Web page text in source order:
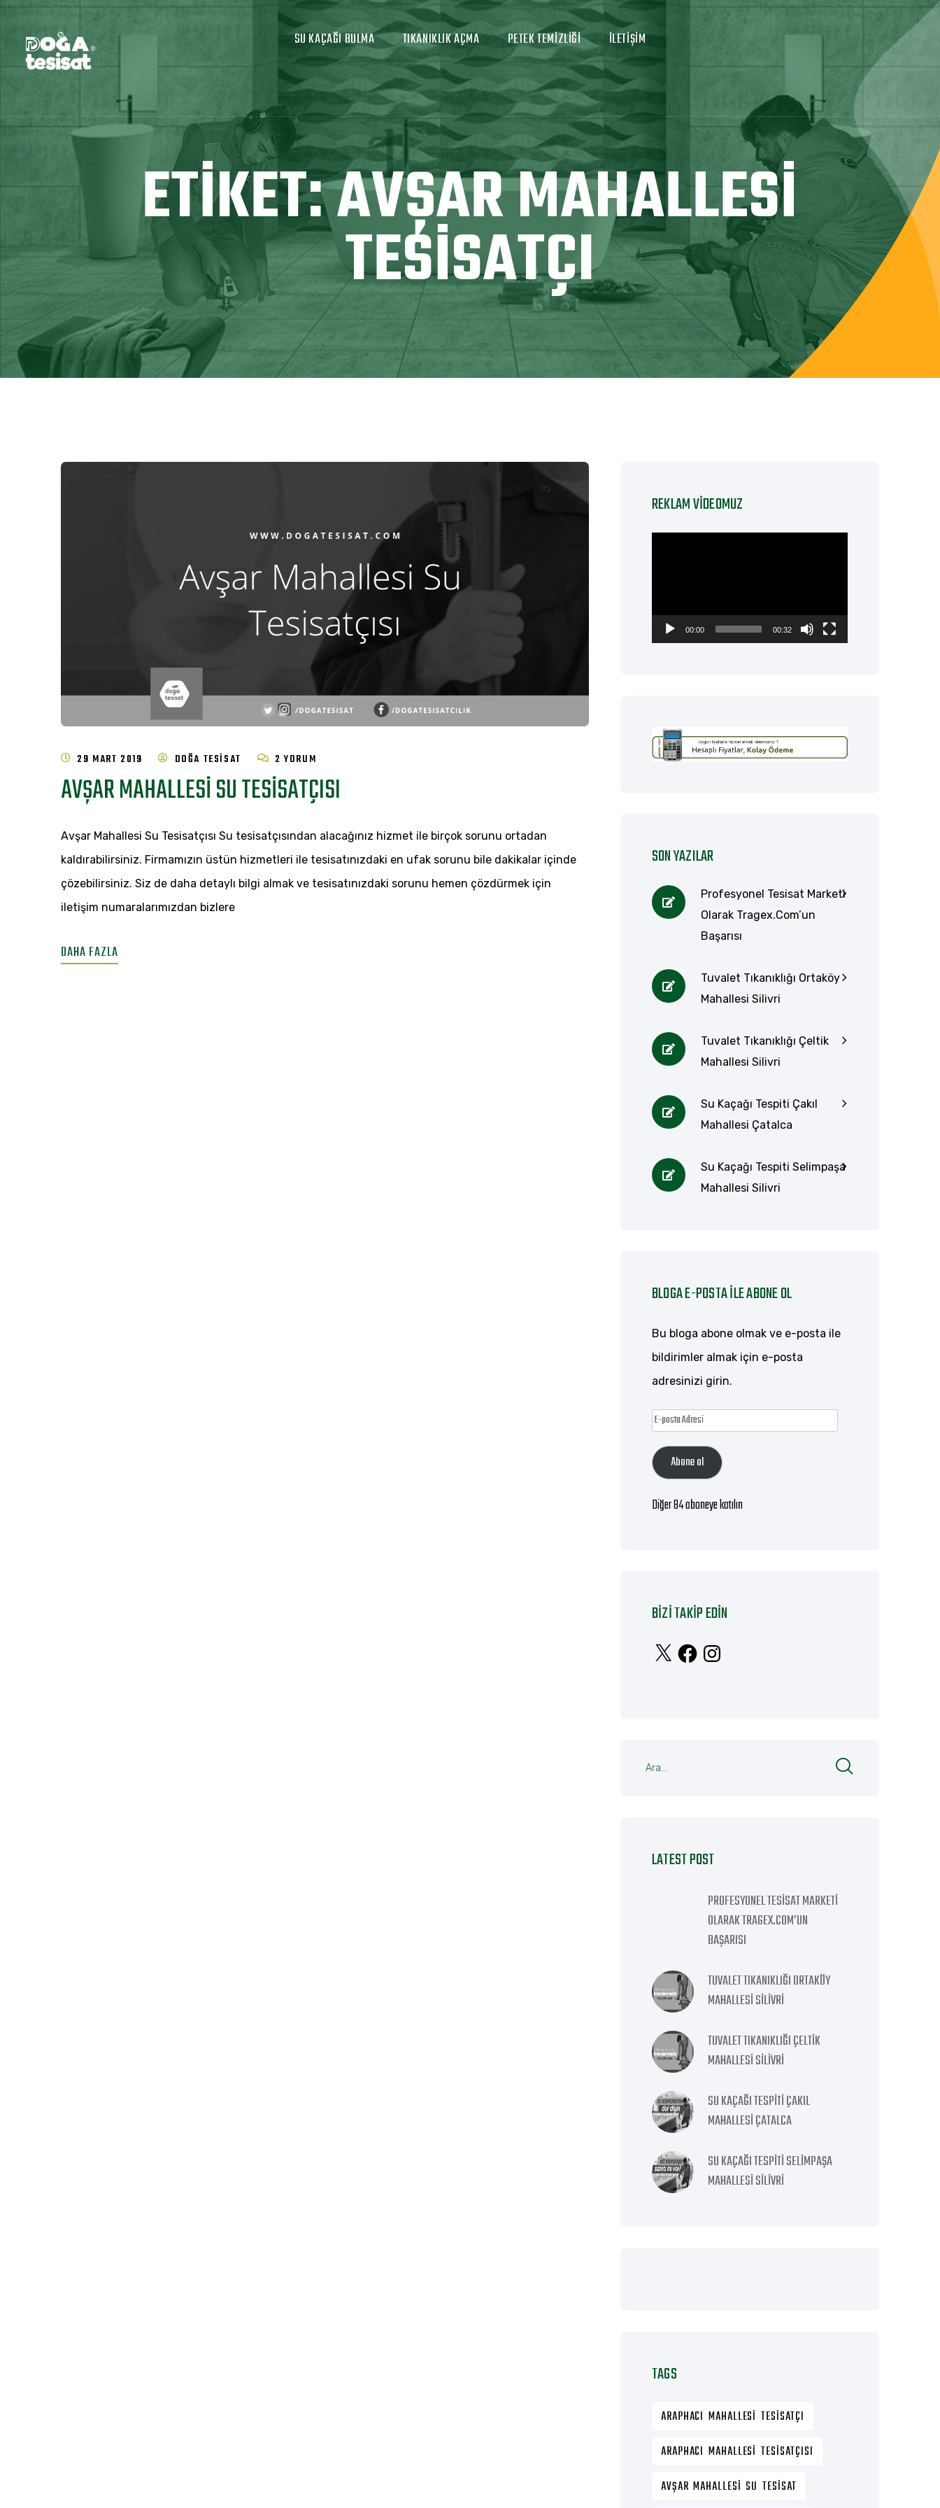
SU KAÇAĞI BULMA TIKANIKLIK AÇMA PETEK TEMIZLIĞI İLETIŞIM
ETIKET:AVŞAR MAHALLESI
TESISATÇI
29 MART 2019 DOĞA TESISAT
AVŞAR
MAHALLESI
TESISATÇISI
IÇIN
2 YORUM
AVŞAR MAHALLESI SU TESISATÇISI
Avşar Mahallesi Su Tesisatçısı Su tesisatçısından alacağınız hizmet ile birçok sorunu ortadan
kaldırabilirsiniz. Firmamızın üstün hizmetleri ile tesisatınızdaki en ufak sorunu bile dakikalar içinde
çözebilirsiniz. Siz de daha detaylı bilgi almak ve tesisatınızdaki sorunu hemen çözdürmek için
iletişim numaralarımızdan bizlere
DAHA FAZLA
REKLAM VIDEOMUZ
00:00 00:32
SON YAZILAR
Profesyonel Tesisat Marketi
Olarak Tragex.com’un
Başarısı
Tuvalet Tıkanıklığı Ortaköy
Mahallesi Silivri
Tuvalet Tıkanıklığı Çeltik
Mahallesi Silivri
Su Kaçağı Tespiti Çakıl
Mahallesi Çatalca
Su Kaçağı Tespiti Selimpaşa
Mahallesi Silivri
BLOGA E-POSTA ILE ABONE OL
Bu bloga abone olmak ve e-posta ile
bildirimler almak için e-posta
adresinizi girin.
E-
AdresiAbone ol
Diğer 84 aboneye katılın
BIZI TAKIP EDIN
X FacebookInstagram
LATEST POST
PROFESYONEL TESISAT MARKETI
OLARAK TRAGEX.COM’UN
BAŞARISI
TUVALET TIKANIKLIĞI ORTAKÖY
MAHALLESI SILIVRI
TUVALET TIKANIKLIĞI ÇELTIK
MAHALLESI SILIVRI
SU KAÇAĞI TESPITI ÇAKIL
MAHALLESI ÇATALCA
SU KAÇAĞI TESPITI SELIMPAŞA
MAHALLESI SILIVRI
TAGS
ARAPHACI MAHALLESI TESISATÇI
ARAPHACI MAHALLESI TESISATÇISI
AVŞAR MAHALLESI SU TESISAT